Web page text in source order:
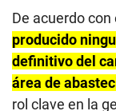
De acuerdo
producido
definitivo del
área de
rol clave en la